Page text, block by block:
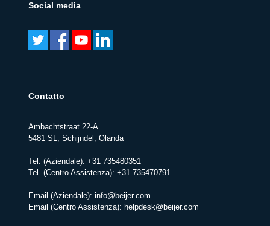
Social media
Contatto
Ambachtstraat 22-A
5481 SL, Schijndel, Olanda
Tel. (Aziendale): +31 735480351
Tel. (Centro Assistenza): +31 735470791
Email (Aziendale): info@beijer.com
Email (Centro Assistenza): helpdesk@beijer.com